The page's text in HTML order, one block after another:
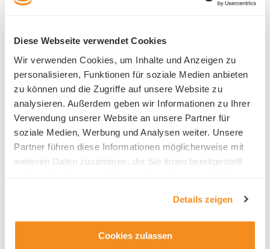
Diese Webseite verwendet Cookies
Wir verwenden Cookies, um Inhalte und Anzeigen zu
personalisieren, Funktionen für soziale Medien anbieten
zu können und die Zugriffe auf unsere Website zu
analysieren. Außerdem geben wir Informationen zu Ihrer
Verwendung unserer Website an unsere Partner für
soziale Medien, Werbung und Analysen weiter. Unsere
Partner führen diese Informationen möglicherweise mit
weiteren Daten zusammen, die Sie ihnen bereitgestellt
Details zeigen
Cookies zulassen